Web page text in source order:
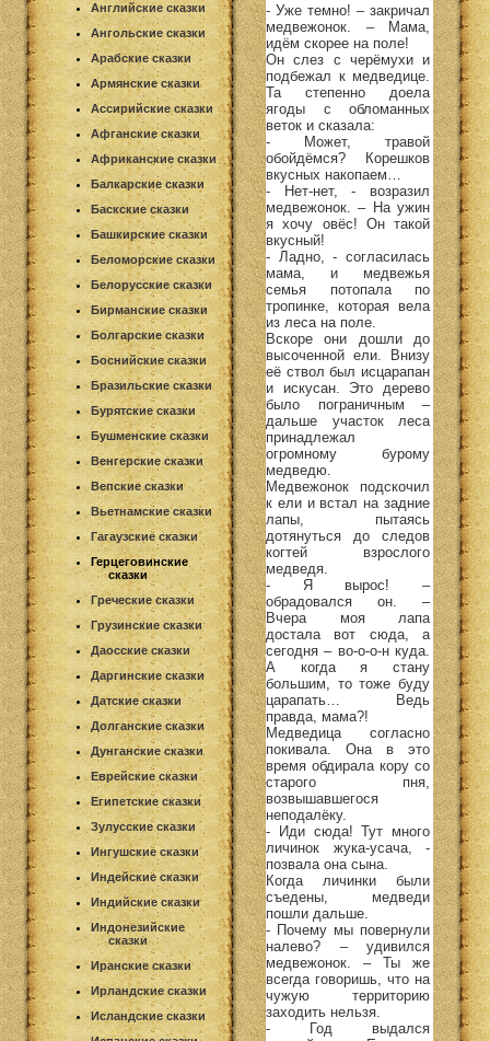
Английские сказки
Ангольские сказки
Арабские сказки
Армянские сказки
Ассирийские сказки
Афганские сказки
Африканские сказки
Балкарские сказки
Баскские сказки
Башкирские сказки
Беломорские сказки
Белорусские сказки
Бирманские сказки
Болгарские сказки
Боснийские сказки
Бразильские сказки
Бурятские сказки
Бушменские сказки
Венгерские сказки
Вепские сказки
Вьетнамские сказки
Гагаузские сказки
Герцеговинские
сказки
Греческие сказки
Грузинские сказки
Даосские сказки
Даргинские сказки
Датские сказки
Долганские сказки
Дунганские сказки
Еврейские сказки
Египетские сказки
Зулусские сказки
Ингушские сказки
Индейские сказки
Индийские сказки
Индонезийские
сказки
Иранские сказки
Ирландские сказки
Исландские сказки
- Уже темно! – закричал
медвежонок. – Мама,
идём скорее на поле!
Он слез с черёмухи и
подбежал к медведице.
Та степенно доела
ягоды с обломанных
веток и сказала:
- Может, травой
обойдёмся? Корешков
вкусных накопаем…
- Нет-нет, - возразил
медвежонок. – На ужин
я хочу овёс! Он такой
вкусный!
- Ладно, - согласилась
мама, и медвежья
семья потопала по
тропинке, которая вела
из леса на поле.
Вскоре они дошли до
высоченной ели. Внизу
её ствол был исцарапан
и искусан. Это дерево
было пограничным –
дальше участок леса
принадлежал
огромному бурому
медведю.
Медвежонок подскочил
к ели и встал на задние
лапы, пытаясь
дотянуться до следов
когтей взрослого
медведя.
- Я вырос! –
обрадовался он. –
Вчера моя лапа
достала вот сюда, а
сегодня – во-о-о-н куда.
А когда я стану
большим, то тоже буду
царапать… Ведь
правда, мама?!
Медведица согласно
покивала. Она в это
время обдирала кору со
старого пня,
возвышавшегося
неподалёку.
- Иди сюда! Тут много
личинок жука-усача, -
позвала она сына.
Когда личинки были
съедены, медведи
пошли дальше.
- Почему мы повернули
налево? – удивился
медвежонок. – Ты же
всегда говоришь, что на
чужую территорию
заходить нельзя.
- Год выдался